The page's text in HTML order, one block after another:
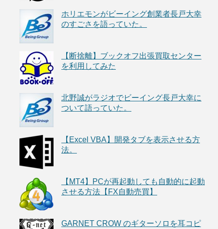
ホリエモンがビーイング創業者長戸大幸
のすごさを語っていた。
【断捨離】ブックオフ出張買取センター
を利用してみた
北野誠がラジオでビーイング長戸大幸に
ついて語っていた。
【Excel VBA】開発タブを表示させる方
法。
【MT4】PCが再起動しても自動的に起動
させる方法【FX自動売買】
GARNET CROW のギターソロを耳コピ